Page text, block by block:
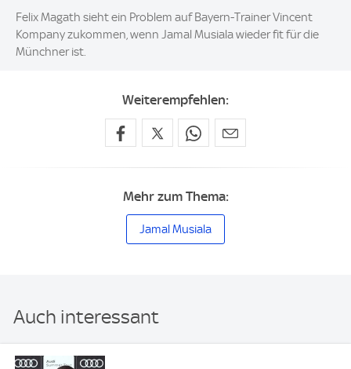
Felix Magath sieht ein Problem auf Bayern-Trainer Vincent
Kompany zukommen, wenn Jamal Musiala wieder fit für die
Münchner ist.
Weiterempfehlen:
Mehr zum Thema:
Jamal Musiala
Auch interessant